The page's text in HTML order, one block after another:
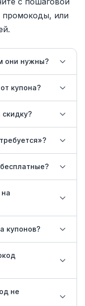
промокоды, или
.
они нужны?
купона?
скидку?
купонов?
не